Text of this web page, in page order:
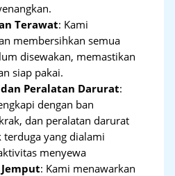
Terawat: Kami
membersihkan semua
disewakan, memastikan
siap pakai.
dan Peralatan Darurat:
dengan ban
dan peralatan darurat
yang dialami
menyewa
: Kami menawarkan